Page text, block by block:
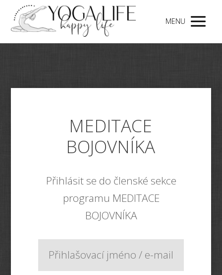
MENU
MEDITACE
BOJOVNÍKA
Přihlásit se do členské sekce
programu MEDITACE
BOJOVNÍKA